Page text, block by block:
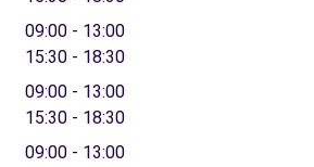
09:00 - 13:00
15:30 - 18:30
09:00 - 13:00
15:30 - 18:30
09:00 - 13:00